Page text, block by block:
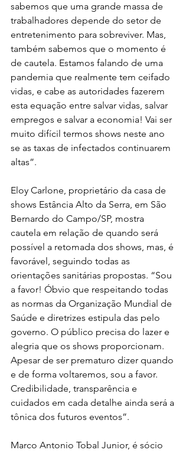
sabemos que uma grande massa de
trabalhadores depende do setor de
entretenimento para sobreviver. Mas,
também sabemos que o momento é
de cautela. Estamos falando de uma
pandemia que realmente tem ceifado
vidas, e cabe as autoridades fazerem
esta equação entre salvar vidas, salvar
empregos e salvar a economia! Vai ser
muito difícil termos shows neste ano
se as taxas de infectados continuarem
altas”.
Eloy Carlone, proprietário da casa de
shows Estância Alto da Serra, em São
Bernardo do Campo/SP, mostra
cautela em relação de quando será
possível a retomada dos shows, mas, é
favorável, seguindo todas as
orientações sanitárias propostas. “Sou
a favor! Óbvio que respeitando todas
as normas da Organização Mundial de
Saúde e diretrizes estipula das pelo
governo. O público precisa do lazer e
alegria que os shows proporcionam.
Apesar de ser prematuro dizer quando
e de forma voltaremos, sou a favor.
Credibilidade, transparência e
cuidados em cada detalhe ainda será a
tônica dos futuros eventos”.
Marco Antonio Tobal Junior, é sócio